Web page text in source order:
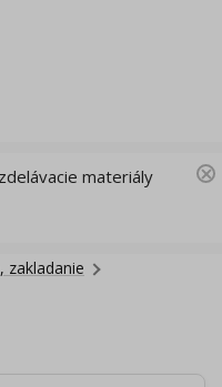
materiály
zakladanie